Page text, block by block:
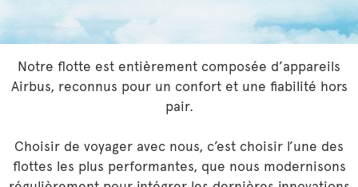
Notre flotte est entièrement composée d’appareils
Airbus, reconnus pour un confort et une fiabilité hors
pair.
Choisir de voyager avec nous, c’est choisir l’une des
flottes les plus performantes, que nous modernisons